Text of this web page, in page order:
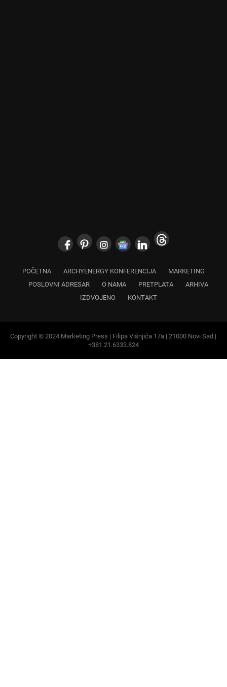
POSLOVNI ADRESAR
O NAMA PRETPLATA
+381.21.6333.824